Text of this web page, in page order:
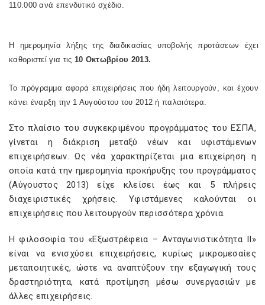
110.000 ανά επενδυτικό σχέδιο.
Η ημερομηνία λήξης της διαδικασίας υποβολής προτάσεων έχει
καθοριστεί για τις 10 Οκτωβρίου 2013.
Το πρόγραμμα αφορά επιχειρήσεις που ήδη λειτουργούν, και έχουν
κάνει έναρξη την 1 Αυγούστου του 2012 ή παλαιότερα.
Στο πλαίσιο του συγκεκριμένου προγράμματος του ΕΣΠΑ,
γίνεται η διάκριση μεταξύ νέων και υφιστάμενων
επιχειρήσεων. Ως νέα χαρακτηρίζεται μια επιχείρηση η
οποία κατά την ημερομηνία προκήρυξης του προγράμματος
(Αύγουστος 2013) είχε κλείσει έως και 5 πλήρεις
διαχειριστικές χρήσεις. Υφιστάμενες καλούνται οι
επιχειρήσεις που λειτουργούν περισσότερα χρόνια.
Η φιλοσοφία του «Εξωστρέφεια – Ανταγωνιστικότητα ΙΙ»
είναι να ενισχύσει επιχειρήσεις, κυρίως μικρομεσαίες
μεταποιητικές, ώστε να αναπτύξουν την εξαγωγική τους
δραστηριότητα, κατά προτίμηση μέσω συνεργασιών με
άλλες επιχειρήσεις.